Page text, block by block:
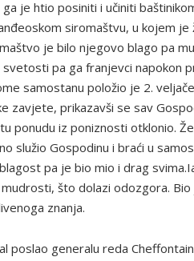
je htio posiniti i učiniti
siromaštvu, u kojem je
je bilo njegovo blago pa
pa ga franjevci napokon
samostanu položio je 2.
zavjete, prikazavši se sav
ponudu iz poniznosti otklonio.
služio Gospodinu i braći u
pa je bio mio i drag
što dolazi odozgora.
znanja.
poslao generalu reda